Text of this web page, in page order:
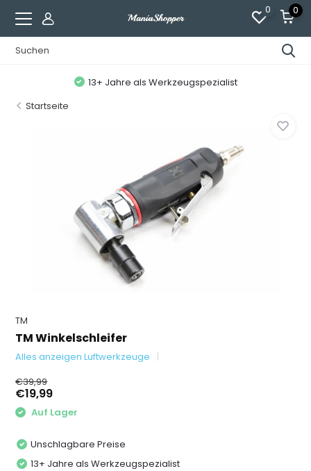
0 0
13+ Jahre als Werkzeugspezialist
Startseite
TM
TM Winkelschleifer
Alles anzeigen Luftwerkzeuge
€39,99
€19,99
Auf Lager
Unschlagbare Preise
13+ Jahre als Werkzeugspezialist